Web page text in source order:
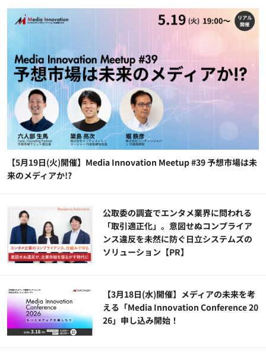
【5月19日(火)開催】Media Innovation Meetup #39 予想市場は未
来のメディアか!?
公​​取委の調査でエンタメ業界に問われる
「取引適正化」。意図せぬコンプライア
ンス違反を未然に防ぐ日立システムズの
ソリューション​【PR】
【3月18日(水)開催】メディアの未来を考
える「Media Innovation Conference 20
26」申し込み開始！